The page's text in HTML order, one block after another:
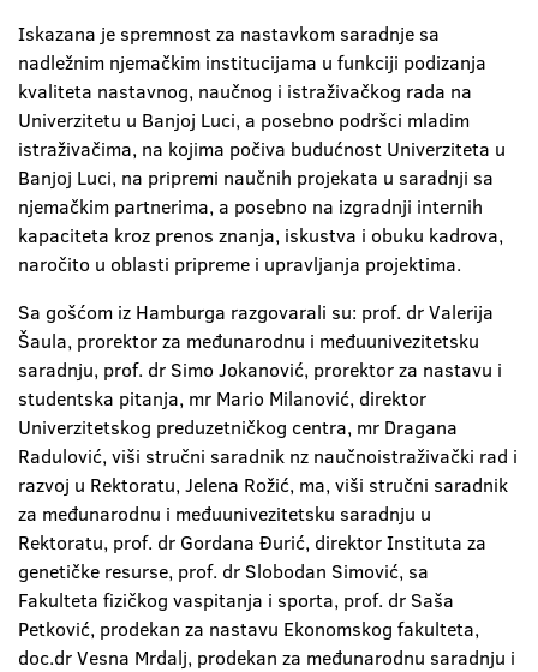
Iskazana je spremnost za nastavkom saradnje sa
nadležnim njemačkim institucijama u funkciji podizanja
kvaliteta nastavnog, naučnog i istraživačkog rada na
Univerzitetu u Banjoj Luci, a posebno podršci mladim
istraživačima, na kojima počiva budućnost Univerziteta u
Banjoj Luci, na pripremi naučnih projekata u saradnji sa
njemačkim partnerima, a posebno na izgradnji internih
kapaciteta kroz prenos znanja, iskustva i obuku kadrova,
naročito u oblasti pripreme i upravljanja projektima.
Sa gošćom iz Hamburga razgovarali su: prof. dr Valerija
Šaula, prorektor za međunarodnu i međuunivezitetsku
saradnju, prof. dr Simo Jokanović, prorektor za nastavu i
studentska pitanja, mr Mario Milanović, direktor
Univerzitetskog preduzetničkog centra, mr Dragana
Radulović, viši stručni saradnik nz naučnoistraživački rad i
razvoj u Rektoratu, Jelena Rožić, ma, viši stručni saradnik
za međunarodnu i međuunivezitetsku saradnju u
Rektoratu, prof. dr Gordana Đurić, direktor Instituta za
genetičke resurse, prof. dr Slobodan Simović, sa
Fakulteta fizičkog vaspitanja i sporta, prof. dr Saša
Petković, prodekan za nastavu Ekonomskog fakulteta,
doc.dr Vesna Mrdalj, prodekan za međunarodnu saradnju i